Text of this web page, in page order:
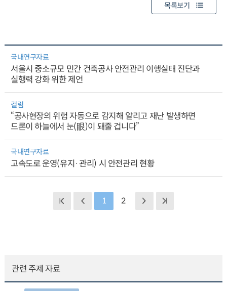
목록보기
국내연구자료
서울시 중소규모 민간 건축공사 안전관리 이행실태 진단과
실행력 강화 위한 제언
컬럼
“공사현장의 위험 자동으로 감지해 알리고 재난 발생하면
드론이 하늘에서 눈(眼)이 돼줄 겁니다”
국내연구자료
고속도로 운영(유지·관리) 시 안전관리 현황
1 2
관련 주제 자료